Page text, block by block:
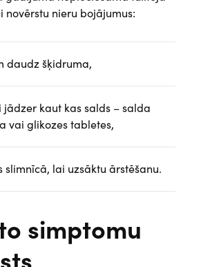
novērstu nieru bojājumus:
daudz šķidruma,
jādzer kaut kas salds – salda
vai glikozes tabletes,
slimnīcā, lai uzsāktu ārstēšanu.
simptomu